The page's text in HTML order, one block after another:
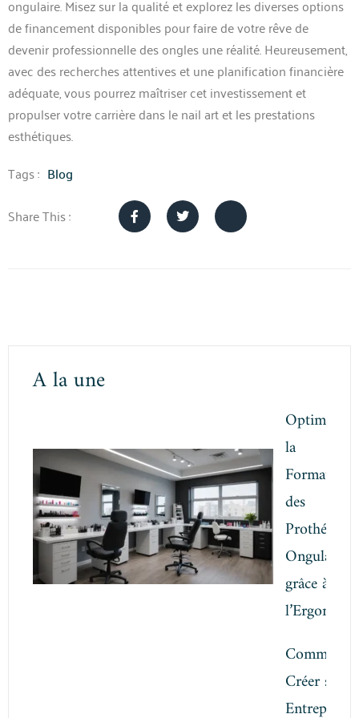
ongulaire. Misez sur la qualité et explorez les diverses options
de financement disponibles pour faire de votre rêve de
devenir professionnelle des ongles une réalité. Heureusement,
avec des recherches attentives et une planification financière
adéquate, vous pourrez maîtriser cet investissement et
propulser votre carrière dans le nail art et les prestations
esthétiques.
Tags : Blog
Share This :
A la une
Optimiser
la
Formation
des
Prothésistes
Ongulaires
grâce à
Comment
Créer son
Entreprise